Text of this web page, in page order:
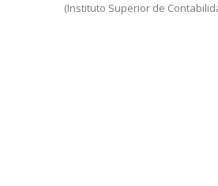
(Instituto Superior de